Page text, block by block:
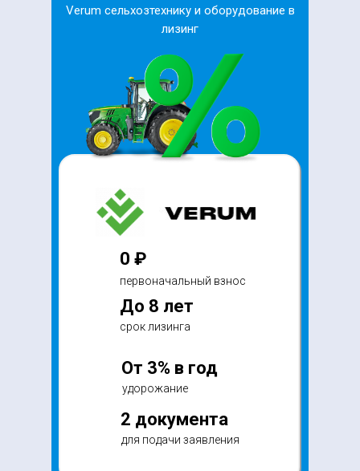
Verum сельхозтехнику и оборудование в
лизинг
0 ₽
первоначальный взнос
До 8 лет
срок лизинга
От 3% в год
удорожание
2 документа
для подачи заявления